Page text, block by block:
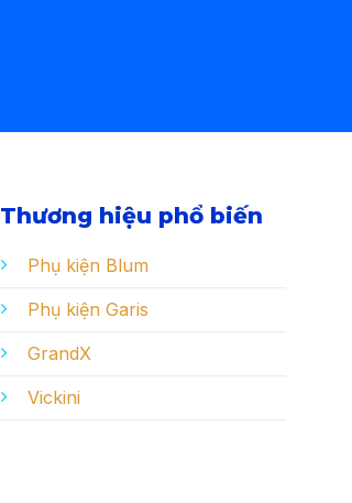
Thương hiệu phổ biến
Phụ kiện Blum
Phụ kiện Garis
GrandX
Vickini